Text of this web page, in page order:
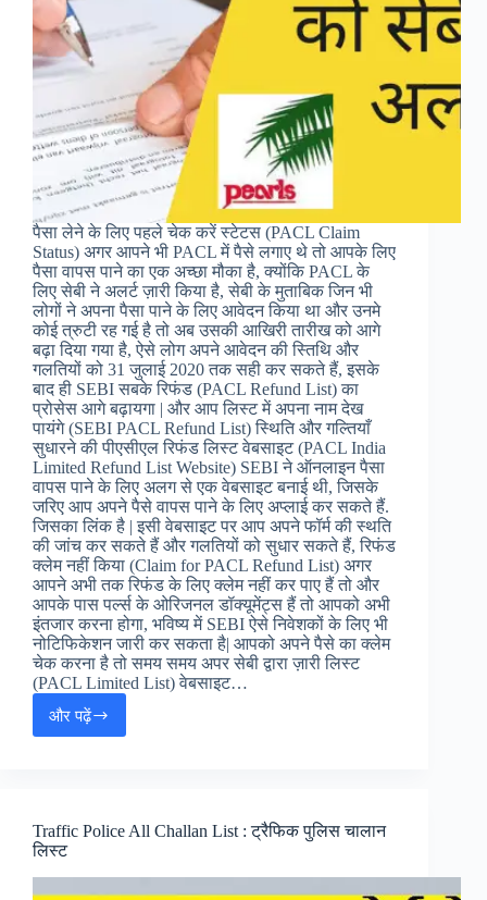
पैसा लेने के लिए पहले चेक करें स्टेटस (PACL Claim
Status) अगर आपने भी PACL में पैसे लगाए थे तो आपके लिए
पैसा वापस पाने का एक अच्छा मौका है, क्योंकि PACL के
लिए सेबी ने अलर्ट ज़ारी किया है, सेबी के मुताबिक जिन भी
लोगों ने अपना पैसा पाने के लिए आवेदन किया था और उनमे
कोई त्रुटी रह गई है तो अब उसकी आखिरी तारीख को आगे
बढ़ा दिया गया है, ऐसे लोग अपने आवेदन की स्तिथि और
गलतियों को 31 जुलाई 2020 तक सही कर सकते हैं, इसके
बाद ही SEBI सबके रिफंड (PACL Refund List) का
प्रोसेस आगे बढ़ायगा | और आप लिस्ट में अपना नाम देख
पायंगे (SEBI PACL Refund List) स्थिति और गल्तियाँ
सुधारने की पीएसीएल रिफंड लिस्ट वेबसाइट (PACL India
Limited Refund List Website) SEBI ने ऑनलाइन पैसा
वापस पाने के लिए अलग से एक वेबसाइट बनाई थी, जिसके
जरिए आप अपने पैसे वापस पाने के लिए अप्लाई कर सकते हैं.
जिसका लिंक है | इसी वेबसाइट पर आप अपने फॉर्म की स्थति
की जांच कर सकते हैं और गलतियों को सुधार सकते हैं, रिफंड
क्लेम नहीं किया (Claim for PACL Refund List) अगर
आपने अभी तक रिफंड के लिए क्लेम नहीं कर पाए हैं तो और
आपके पास पर्ल्स के ओरिजनल डॉक्यूमेंट्स हैं तो आपको अभी
इंतजार करना होगा, भविष्य में SEBI ऐसे निवेशकों के लिए भी
नोटिफिकेशन जारी कर सकता है| आपको अपने पैसे का क्लेम
चेक करना है तो समय समय अपर सेबी द्वारा ज़ारी लिस्ट
(PACL Limited List) वेबसाइट…
और पढ़ेंPACL
अलर्ट
Refund
Traffic Police All Challan List : ट्रैफिक पुलिस चालान
लिस्ट